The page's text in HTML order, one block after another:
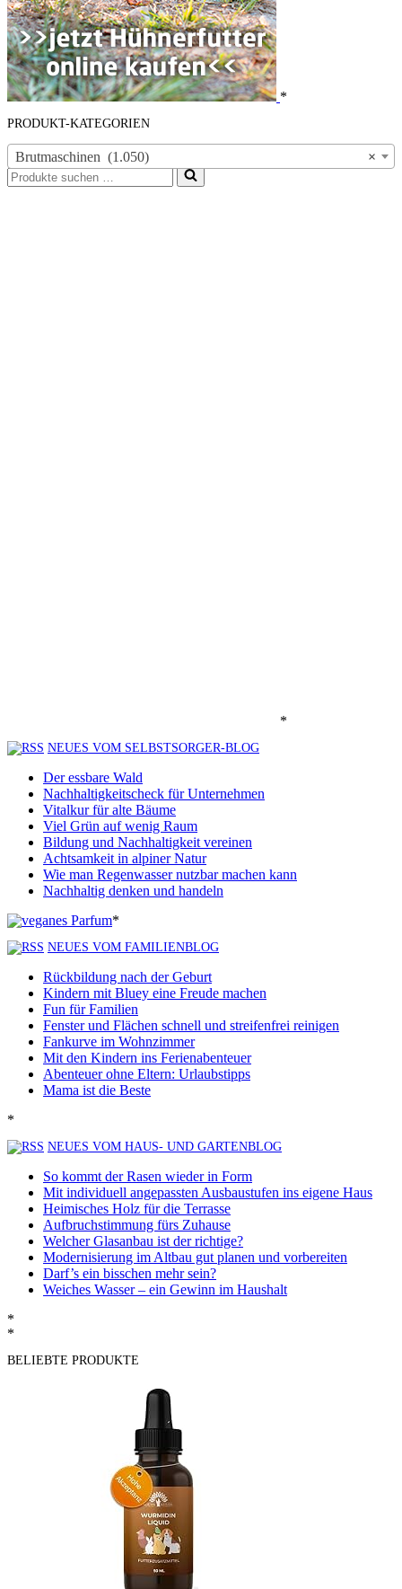
*
PRODUKT-KATEGORIEN
×
Brutmaschinen (1.050)
Suchen
nach …
*
NEUES VOM SELBSTSORGER-BLOG
Der essbare Wald
Nachhaltigkeitscheck für Unternehmen
Vitalkur für alte Bäume
Viel Grün auf wenig Raum
Bildung und Nachhaltigkeit vereinen
Achtsamkeit in alpiner Natur
Wie man Regenwasser nutzbar machen kann
Nachhaltig denken und handeln
*
NEUES VOM FAMILIENBLOG
Rückbildung nach der Geburt
Kindern mit Bluey eine Freude machen
Fun für Familien
Fenster und Flächen schnell und streifenfrei reinigen
Fankurve im Wohnzimmer
Mit den Kindern ins Ferienabenteuer
Abenteuer ohne Eltern: Urlaubstipps
Mama ist die Beste
*
NEUES VOM HAUS- UND GARTENBLOG
So kommt der Rasen wieder in Form
Mit individuell angepassten Ausbaustufen ins eigene Haus
Heimisches Holz für die Terrasse
Aufbruchstimmung fürs Zuhause
Welcher Glasanbau ist der richtige?
Modernisierung im Altbau gut planen und vorbereiten
Darf’s ein bisschen mehr sein?
Weiches Wasser – ein Gewinn im Haushalt
*
*
BELIEBTE PRODUKTE